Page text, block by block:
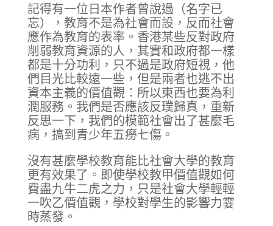
記得有一位日本作者曾說過（名字已
忘），教育不是為社會而設，反而社會
應作為教育的表率。香港某些反對政府
削弱教育資源的人，其實和政府都一樣
都是十分功利，只不過是政府短視，他
們目光比較遠一些，但是兩者也逃不出
資本主義的價值觀：所以東西也要為利
潤服務。我們是否應該反璞歸真，重新
反思一下，我們的模範社會出了甚麼毛
病，搞到青少年五癆七傷。
沒有甚麼學校教育能比社會大學的教育
更有效果了。即使學校教甲價值觀如何
費盡九牛二虎之力，只是社會大學輕輕
一吹乙價值觀，學校對學生的影響力霎
時蒸發。